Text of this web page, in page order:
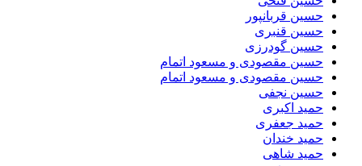
حسین قربانپور
حسین قنبری
حسین گودرزی
حسین مقصودى و مسعود اتمام
حسین مقصودی و مسعود اتمام
حسین نجفی
حمید اکبری
حمید جعفری
حمید خندان
حمید شاهی